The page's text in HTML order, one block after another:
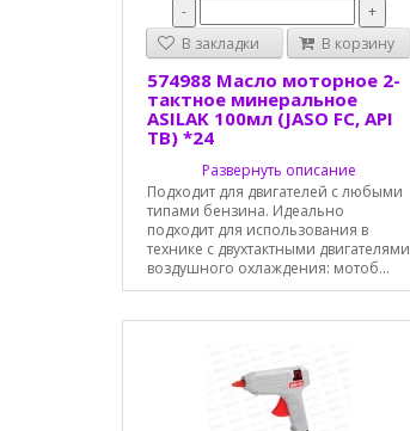
-
+
В закладки
В корзину
574988 Масло моторное 2-
тактное минеральное
ASILAK 100мл (JASO FC, API
TВ) *24
Развернуть описание
Подходит для двигателей с любыми
типами бензина. Идеально
подходит для использования в
технике с двухтактными двигателями
воздушного охлаждения: мотоб...